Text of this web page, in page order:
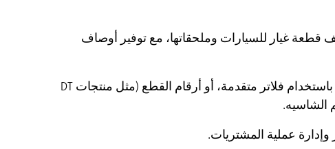
الوصول إلى أكثر من 50 ألف قطعة غيار للسيارات وملحقاتها، مع توفير أوصاف
يمكن العثور على أنواع السيارات وطرازاتها بسرعة باستخدام فلاتر متقدمة، أو أرقام القطع (مثل منتجات DT
وإدارة عملية المشتريات.